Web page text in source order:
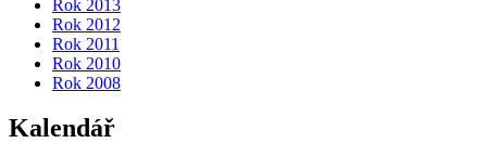
Rok 2013
Rok 2012
Rok 2011
Rok 2010
Rok 2008
Kalendář